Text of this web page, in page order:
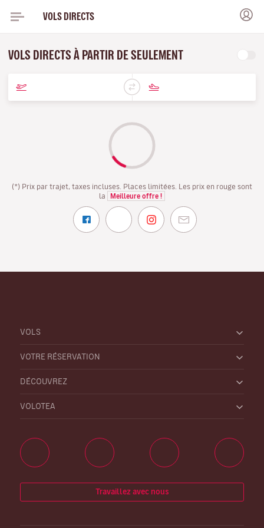
VOLS DIRECTS
VOLS DIRECTS À PARTIR DE SEULEMENT
(*) Prix par trajet, taxes incluses. Places limitées. Les prix en rouge sont
la
Meilleure offre !
VOLS
VOTRE RÉSERVATION
DÉCOUVREZ
VOLOTEA
Travaillez avec nous